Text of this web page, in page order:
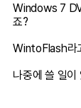
Windows 7
죠?
WintoFlash라
나중에 쓸 일이